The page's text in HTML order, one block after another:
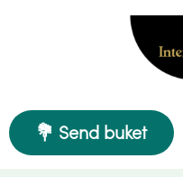
💐 Send buket